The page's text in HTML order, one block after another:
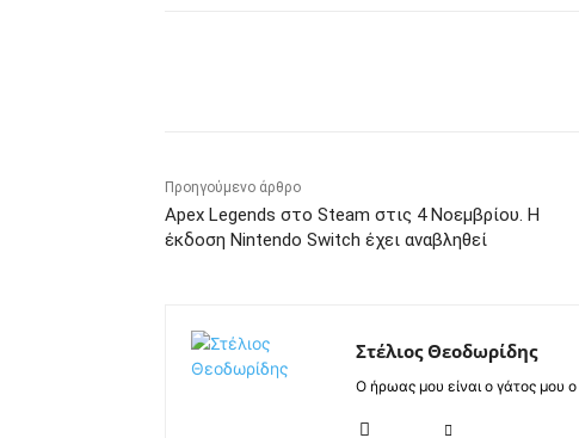
Προηγούμενο άρθρο
Apex Legends στο Steam στις 4 Νοεμβρίου. Η
έκδοση Nintendo Switch έχει αναβληθεί
Στέλιος Θεοδωρίδης
Ο ήρωας μου είναι ο γάτος μου